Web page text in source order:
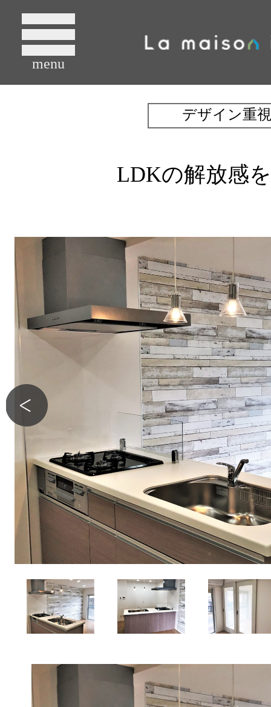
menu
デザイン重視
LDKの解放感